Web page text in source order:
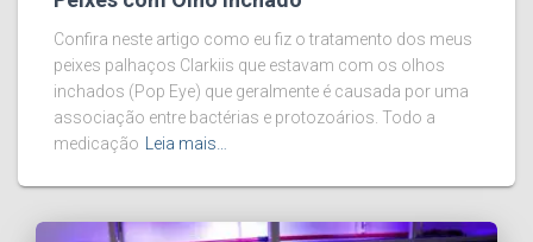
Confira neste artigo como eu fiz o tratamento dos meus
peixes palhaços Clarkiis que estavam com os olhos
inchados (Pop Eye) que geralmente é causada por uma
associação entre bactérias e protozoários. Todo a
medicação
Leia mais…